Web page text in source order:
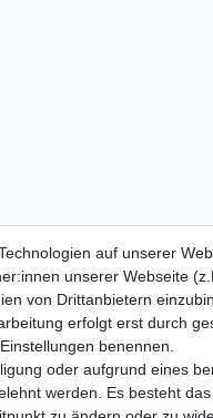
auf unserer
unserer Webseite
von Drittanbietern
erfolgt erst durch
benennen.
oder aufgrund eines
werden. Es besteht